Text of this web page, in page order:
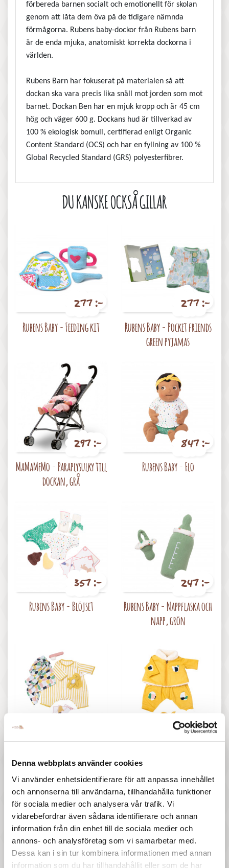
Denna webbplats använder cookies
Vi använder enhetsidentifierare för att anpassa innehållet
och annonserna till användarna, tillhandahålla funktioner
för sociala medier och analysera vår trafik. Vi
vidarebefordrar även sådana identifierare och annan
information från din enhet till de sociala medier och
annons- och analysföretag som vi samarbetar med.
Dessa kan i sin tur kombinera informationen med annan
information som du har tillhandahållit eller som de har
förbereda barnen socialt och emotionellt för skolan
genom att låta dem öva på de tidigare nämnda
förmågorna. Rubens baby-dockor från Rubens barn
är de enda mjuka, anatomiskt korrekta dockorna i
världen.
Rubens Barn har fokuserat på materialen så att
dockan ska vara precis lika snäll mot jorden som mot
barnet. Dockan Ben har en mjuk kropp och är 45 cm
hög och väger 600 g. Dockans hud är tillverkad av
100 % ekologisk bomull, certifierad enligt Organic
Content Standard (OCS) och har en fyllning av 100 %
Global Recycled Standard (GRS) polyesterfibrer.
DU KANSKE OCKSÅ GILLAR
277 :-
Rubens Baby - Feeding kit
277 :-
Rubens Baby - Pocket friends
green pyjamas
297 :-
MaMaMeMo - Paraplysulky till
dockan, grå
847 :-
Rubens Baby - Flo
357 :-
Rubens Baby - Blöjset
247 :-
Rubens Baby - Nappflaska och
napp, grön
Rubens Baby - Sovset
447 :-
Rubens Baby - Utomhuskläder
16 andra produkter i samma kategori: